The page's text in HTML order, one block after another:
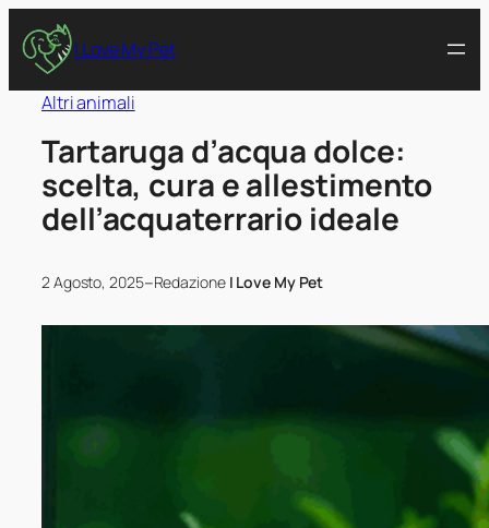
I Love My Pet
Altri animali
Tartaruga d’acqua dolce:
scelta, cura e allestimento
dell’acquaterrario ideale
2 Agosto, 2025–Redazione I Love My Pet